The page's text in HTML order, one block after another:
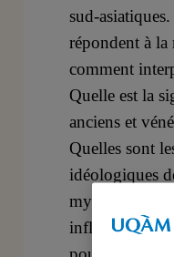
sud-
répondent à la
comment
Quelle est la
anciens et
Quelles sont
idéologiques
mythes et
influencent-